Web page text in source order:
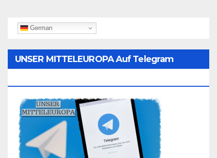
German
UNSER MITTELEUROPA Auf Telegram